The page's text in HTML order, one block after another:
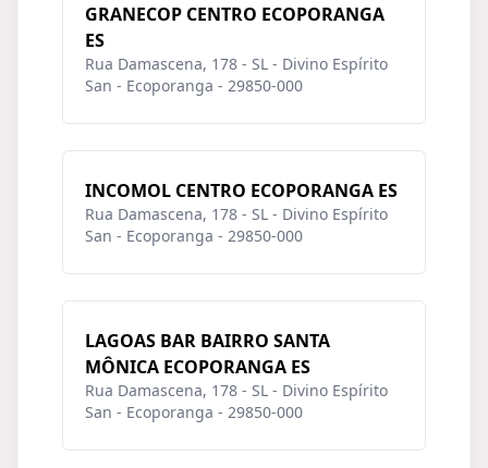
GRANECOP CENTRO ECOPORANGA
ES
Rua Damascena, 178 - SL - Divino Espírito
San - Ecoporanga - 29850-000
INCOMOL CENTRO ECOPORANGA ES
Rua Damascena, 178 - SL - Divino Espírito
San - Ecoporanga - 29850-000
LAGOAS BAR BAIRRO SANTA
MÔNICA ECOPORANGA ES
Rua Damascena, 178 - SL - Divino Espírito
San - Ecoporanga - 29850-000